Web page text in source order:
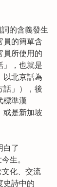
的含義發生
員的簡單含
員所使用的
」，也就是
以北京話為
話」），後
標準漢
或是新加坡
白了
生。
化、交流
詩中的